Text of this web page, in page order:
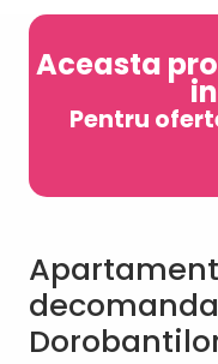
Aceasta
Pentru